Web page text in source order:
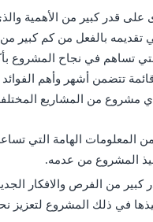
قدر كبير من الأهمية
بالفعل من كم كبير من
تساهم في نجاح المشروع
تتضمن أشهر وأهم
مشروع من المشاريع
المعلومات الهامة التي
المشروع من عدمه.
كبير من الفرص والافكار
في ذلك المشروع لتعزيز